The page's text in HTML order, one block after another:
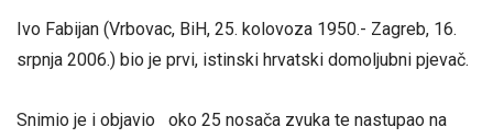
Ivo Fabijan (Vrbovac, BiH, 25. kolovoza 1950.- Zagreb, 16.
srpnja 2006.) bio je prvi, istinski hrvatski domoljubni pjevač.
Snimio je i objavio oko 25 nosača zvuka te nastupao na